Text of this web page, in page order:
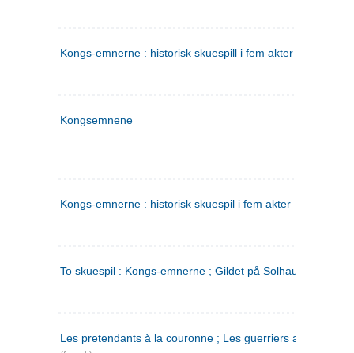
Kongs-emnerne : historisk skuespill i fem akter
Kongsemnene
Kongs-emnerne : historisk skuespil i fem akter
To skuespil : Kongs-emnerne ; Gildet på Solhaug
Les pretendants à la couronne ; Les guerriers a Helgeland